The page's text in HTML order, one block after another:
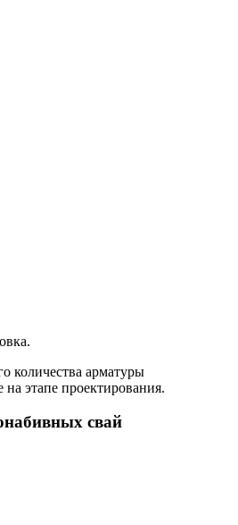
количества арматуры
на этапе проектирования.
свай